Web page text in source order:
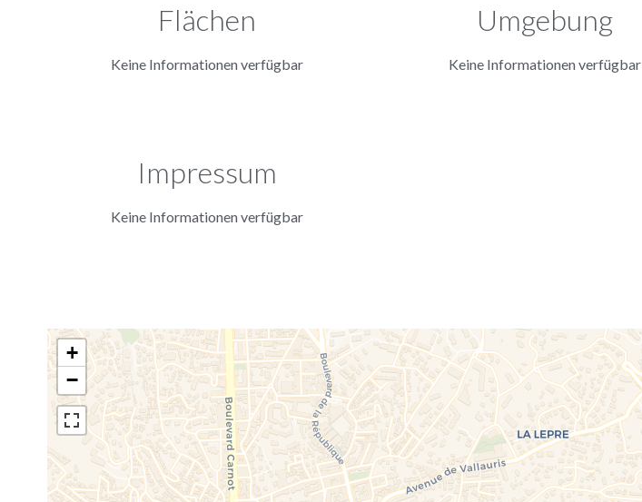
Flächen
Keine Informationen verfügbar
Umgebung
Keine Informationen verfügbar
Impressum
Keine Informationen verfügbar
+
−